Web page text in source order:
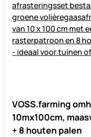
VOSS.farming
10mx100cm,
+ 8 houten palen